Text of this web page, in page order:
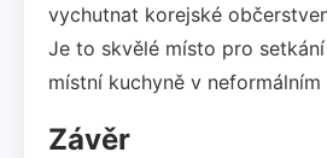
vychutnat korejské
Je to skvělé místo pro
místní kuchyně v
Závěr